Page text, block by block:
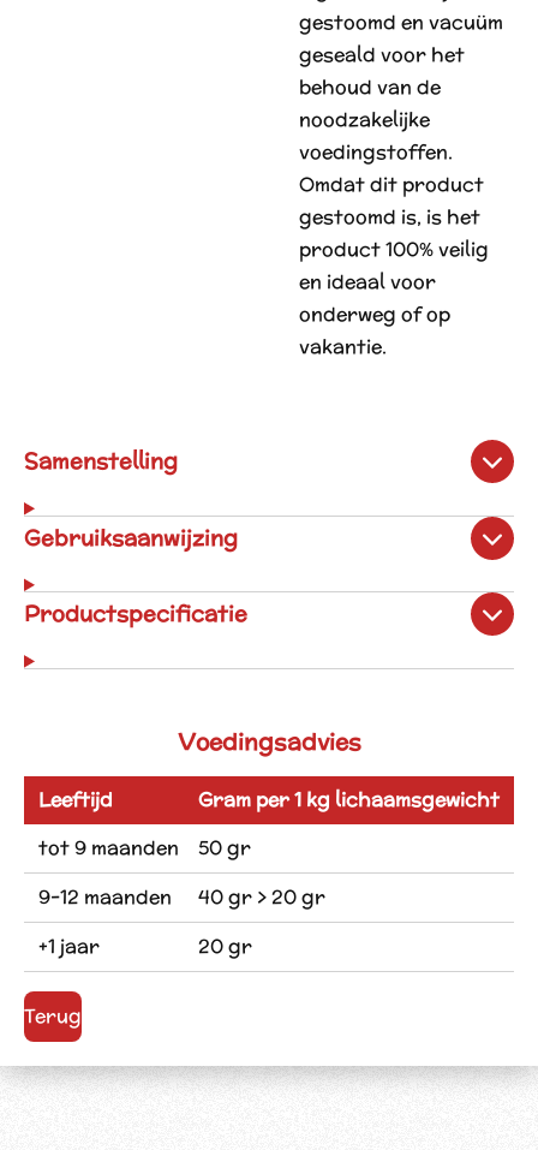
gestoomd en vacuüm
geseald voor het
behoud van de
noodzakelijke
voedingstoffen.
Omdat dit product
gestoomd is, is het
product 100% veilig
en ideaal voor
onderweg of op
vakantie.
Samenstelling
Gebruiksaanwijzing
Productspecificatie
Voedingsadvies
Leeftijd
Gram per 1 kg lichaamsgewicht
tot 9 maanden
50 gr
9-12 maanden
40 gr > 20 gr
+1 jaar
20 gr
Terug